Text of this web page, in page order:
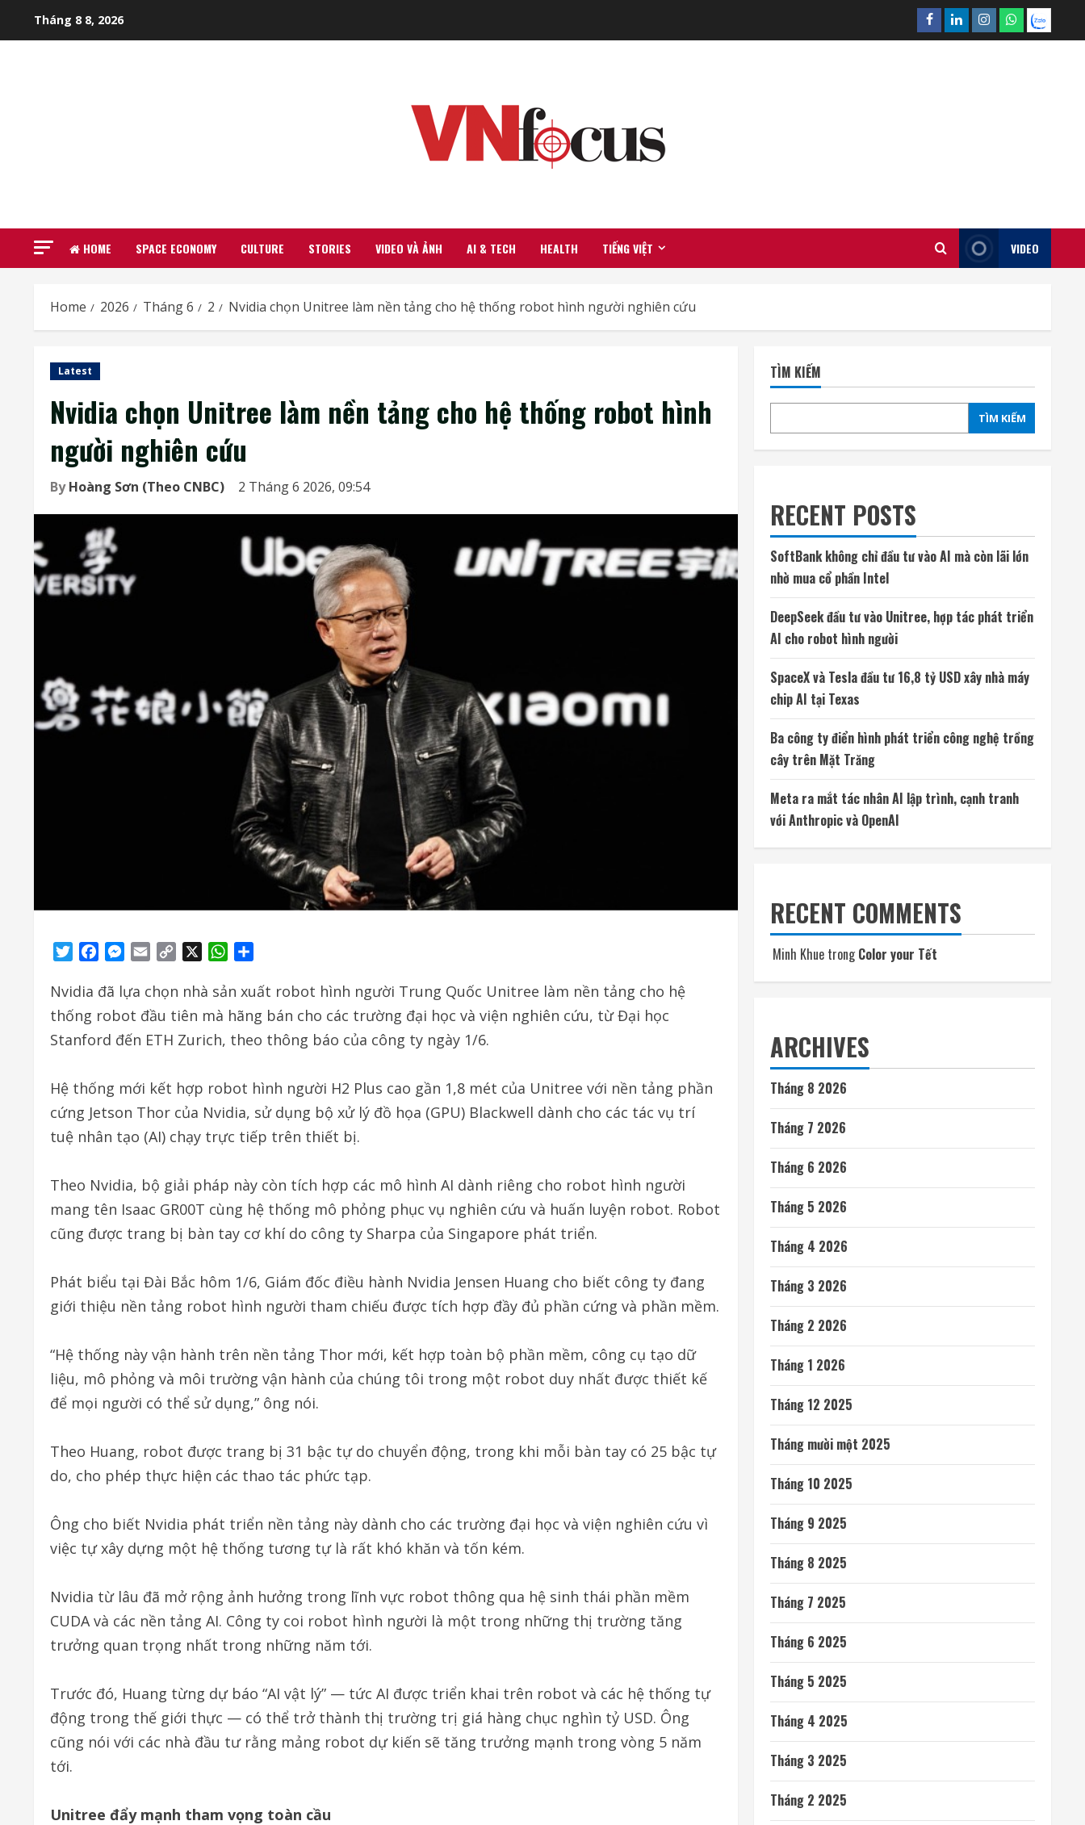
Tháng 8 8, 2026 Facebook
LinkedinInstagram
What’sapp
Zalo
HOME SPACE ECONOMY CULTURE STORIES VIDEO VÀ ẢNH AI & TECH HEALTH TIẾNG VIỆT VIDEO
Home 2026 Tháng 6 2 Nvidia chọn Unitree làm nền tảng cho hệ thống robot hình người nghiên cứu
Latest
Nvidia chọn Unitree làm nền tảng cho hệ thống robot hình
người nghiên cứu
ByHoàng Sơn (Theo CNBC) 2 Tháng 6 2026, 09:54
TwitterFacebookMessenger
Email
Copy
WhatsApp
Nvidia đã lựa chọn nhà sản xuất robot hình người Trung Quốc Unitree làm nền tảng cho hệ
thống robot đầu tiên mà hãng bán cho các trường đại học và viện nghiên cứu, từ Đại học
Stanford đến ETH Zurich, theo thông báo của công ty ngày 1/6.
Hệ thống mới kết hợp robot hình người H2 Plus cao gần 1,8 mét của Unitree với nền tảng phần
cứng Jetson Thor của Nvidia, sử dụng bộ xử lý đồ họa (GPU) Blackwell dành cho các tác vụ trí
tuệ nhân tạo (AI) chạy trực tiếp trên thiết bị.
Theo Nvidia, bộ giải pháp này còn tích hợp các mô hình AI dành riêng cho robot hình người
mang tên Isaac GR00T cùng hệ thống mô phỏng phục vụ nghiên cứu và huấn luyện robot. Robot
cũng được trang bị bàn tay cơ khí do công ty Sharpa của Singapore phát triển.
Phát biểu tại Đài Bắc hôm 1/6, Giám đốc điều hành Nvidia Jensen Huang cho biết công ty đang
giới thiệu nền tảng robot hình người tham chiếu được tích hợp đầy đủ phần cứng và phần mềm.
“Hệ thống này vận hành trên nền tảng Thor mới, kết hợp toàn bộ phần mềm, công cụ tạo dữ
liệu, mô phỏng và môi trường vận hành của chúng tôi trong một robot duy nhất được thiết kế
để mọi người có thể sử dụng,” ông nói.
Theo Huang, robot được trang bị 31 bậc tự do chuyển động, trong khi mỗi bàn tay có 25 bậc tự
do, cho phép thực hiện các thao tác phức tạp.
Ông cho biết Nvidia phát triển nền tảng này dành cho các trường đại học và viện nghiên cứu vì
việc tự xây dựng một hệ thống tương tự là rất khó khăn và tốn kém.
Nvidia từ lâu đã mở rộng ảnh hưởng trong lĩnh vực robot thông qua hệ sinh thái phần mềm
CUDA và các nền tảng AI. Công ty coi robot hình người là một trong những thị trường tăng
trưởng quan trọng nhất trong những năm tới.
Trước đó, Huang từng dự báo “AI vật lý” — tức AI được triển khai trên robot và các hệ thống tự
động trong thế giới thực — có thể trở thành thị trường trị giá hàng chục nghìn tỷ USD. Ông
cũng nói với các nhà đầu tư rằng mảng robot dự kiến sẽ tăng trưởng mạnh trong vòng 5 năm
tới.
Unitree đẩy mạnh tham vọng toàn cầu
TÌM KIẾM
TÌM KIẾM
RECENT POSTS
SoftBank không chỉ đầu tư vào AI mà còn lãi lớn
nhờ mua cổ phần Intel
DeepSeek đầu tư vào Unitree, hợp tác phát triển
AI cho robot hình người
SpaceX và Tesla đầu tư 16,8 tỷ USD xây nhà máy
chip AI tại Texas
Ba công ty điển hình phát triển công nghệ trồng
cây trên Mặt Trăng
Meta ra mắt tác nhân AI lập trình, cạnh tranh
với Anthropic và OpenAI
RECENT COMMENTS
Minh Khue trongColor your Tết
ARCHIVES
Tháng 8 2026
Tháng 7 2026
Tháng 6 2026
Tháng 5 2026
Tháng 4 2026
Tháng 3 2026
Tháng 2 2026
Tháng 1 2026
Tháng 12 2025
Tháng mười một 2025
Tháng 10 2025
Tháng 9 2025
Tháng 8 2025
Tháng 7 2025
Tháng 6 2025
Tháng 5 2025
Tháng 4 2025
Tháng 3 2025
Tháng 2 2025